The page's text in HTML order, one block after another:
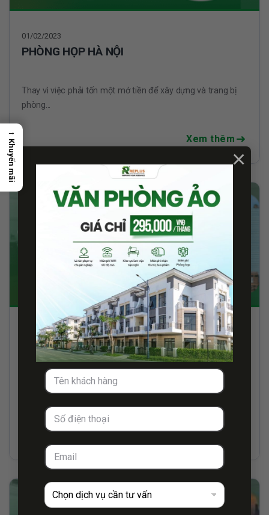
×
01/02/2023
PHÒNG HỌP HÀ NỘI
Thay vì việc phải tốn một mớ tiền để xây dựng và trang bị
phòng...
Xem thêm
28/09/2022
CHO THUÊ ĐỊA ĐIỂM MỞ CÔNG TY HÀ NỘI
Tại sao dịch vụ cho thuê địa điểm mở công ty Hà Nội lại
Xem thêm
→
Khuyến mãi